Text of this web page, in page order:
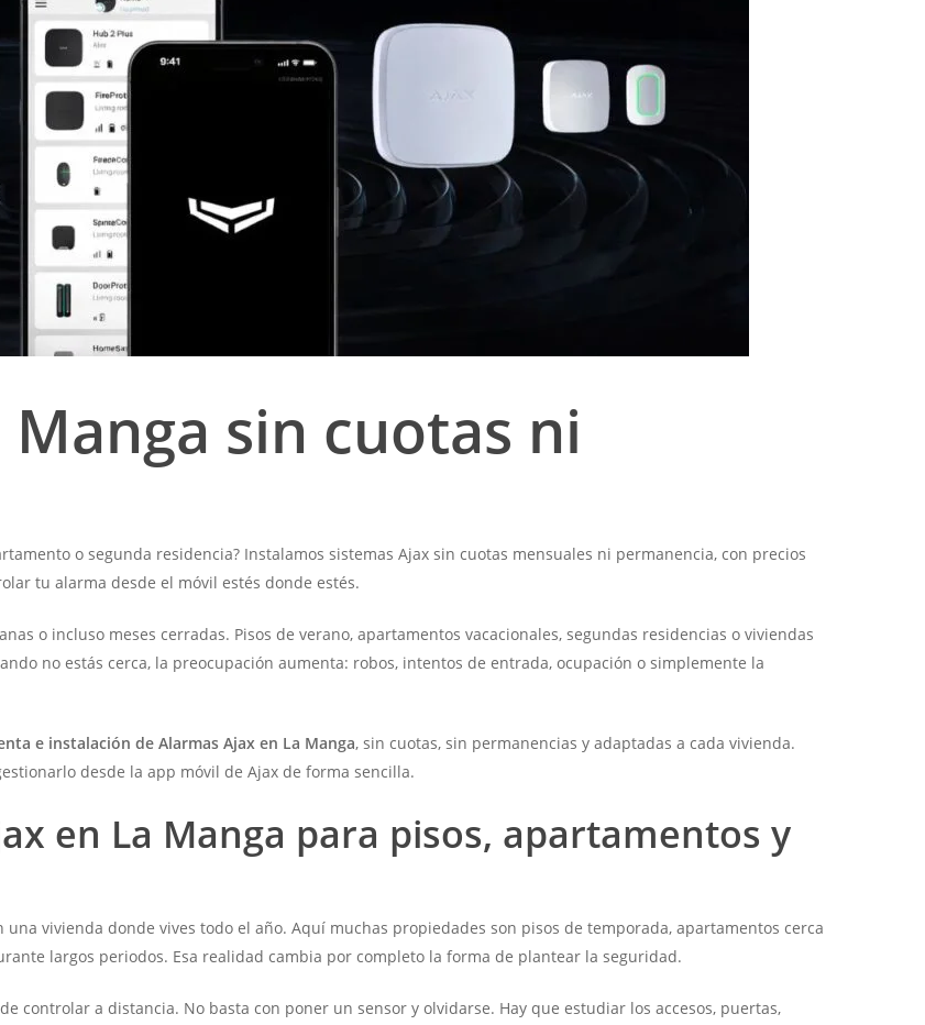
sin cuotas ni
o segunda residencia? Instalamos sistemas Ajax sin cuotas mensuales ni permanencia, con precios
tu alarma desde el móvil estés donde estés.
o incluso meses cerradas. Pisos de verano, apartamentos vacacionales, segundas residencias o viviendas
no estás cerca, la preocupación aumenta: robos, intentos de entrada, ocupación o simplemente la
e instalación de Alarmas Ajax en La Manga, sin cuotas, sin permanencias y adaptadas a cada vivienda.
desde la app móvil de Ajax de forma sencilla.
en La Manga para pisos, apartamentos y
vivienda donde vives todo el año. Aquí muchas propiedades son pisos de temporada, apartamentos cerca
largos periodos. Esa realidad cambia por completo la forma de plantear la seguridad.
controlar a distancia. No basta con poner un sensor y olvidarse. Hay que estudiar los accesos, puertas,